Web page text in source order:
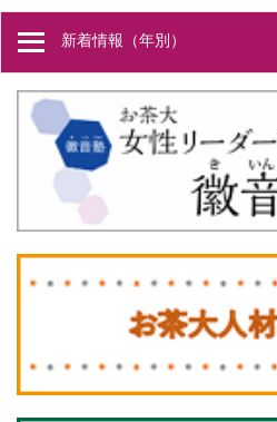
新着情報（年別）